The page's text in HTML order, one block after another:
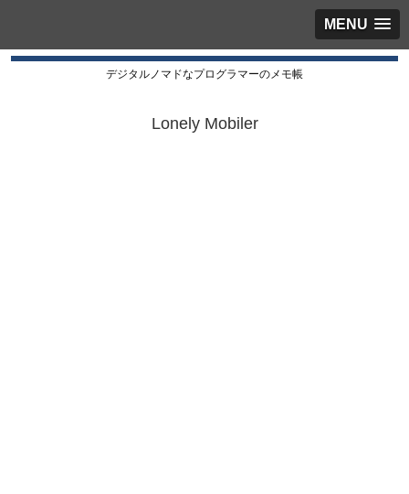
MENU
デジタルノマドなプログラマーのメモ帳
Lonely Mobiler